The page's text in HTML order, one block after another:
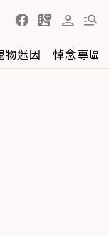
物迷因 悼念專區